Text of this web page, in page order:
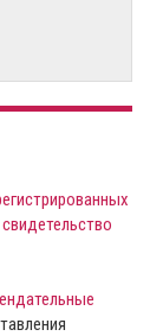
свидетельство